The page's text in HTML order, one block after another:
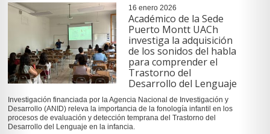
16 enero 2026
Académico de la Sede
Puerto Montt UACh
investiga la adquisición
de los sonidos del habla
para comprender el
Trastorno del
Desarrollo del Lenguaje
Investigación financiada por la Agencia Nacional de Investigación y
Desarrollo (ANID) releva la importancia de la fonología infantil en los
procesos de evaluación y detección temprana del Trastorno del
Desarrollo del Lenguaje en la infancia.